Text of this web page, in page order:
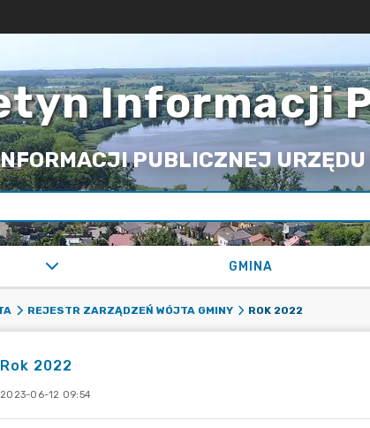
Informacji
PUBLICZNEJ URZĘDU
GMINA
REJESTR ZARZĄDZEŃ WÓJTA GMINY ROK 2022
Rok 2022
2023-06-12 09:54